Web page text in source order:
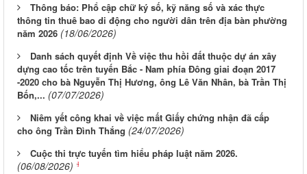
Thông báo: Phổ cập chữ ký số, kỹ năng số và xác thực
thông tin thuê bao di động cho người dân trên địa bàn phường
năm 2026 (18/06/2026)
Danh sách quyết định Về việc thu hồi đất thuộc dự án xây
dựng cao tốc trên tuyến Bắc - Nam phía Đông giai đoạn 2017
-2020 cho bà Nguyễn Thị Hương, ông Lê Văn Nhân, bà Trần Thị
Bốn,... (07/07/2026)
Niêm yết công khai về việc mất Giấy chứng nhận đã cấp
cho ông Trần Đình Thắng (24/07/2026)
Cuộc thi trực tuyến tìm hiểu pháp luật năm 2026.
(06/08/2026)